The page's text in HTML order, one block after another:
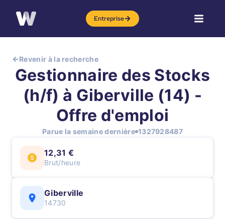
Entreprise
Revenir à la recherche
Gestionnaire des Stocks
(h/f) à Giberville (14) -
Offre d'emploi
Parue la semaine dernière 1327928487
12,31 €
Brut/heure
Giberville
14730